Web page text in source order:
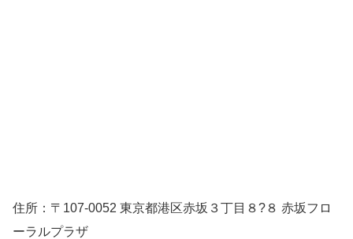
住所：〒107-0052 東京都港区赤坂３丁目８?８ 赤坂フロ
ーラルプラザ